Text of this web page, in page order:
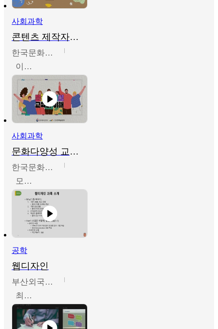
사회과학
콘텐츠 제작자를 위한 문화다양성의 이해
한국문화예술교육진흥원
이성민
사회과학
문화다양성 교육의 이해
한국문화예술교육진흥원
모경환,성상환,정문성
공학
웹디자인
부산외국어대학교
최진오